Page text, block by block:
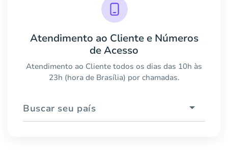
Atendimento ao Cliente e Números
de Acesso
Atendimento ao Cliente todos os dias das 10h às
23h (hora de Brasília) por chamadas.
Buscar seu país